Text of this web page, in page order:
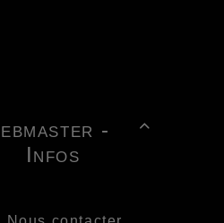

-
Infos